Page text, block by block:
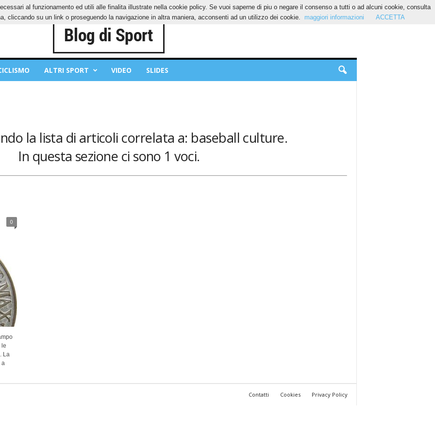
PRIVACY POLICY
ALTRI SPORT VIDEO SLIDES
la lista di articoli correlata a: baseball culture.
In questa sezione ci sono 1 voci.
0
le
La
a
Contatti Cookies Privacy Policy
al funzionamento ed utili alle finalita illustrate nella cookie policy. Se vuoi saperne di piu o negare il consenso a tutti o ad alcuni cookie, consulta
cliccando su un link o proseguendo la navigazione in altra maniera, acconsenti ad un utilizzo dei cookie.
maggiori informazioni ACCETTA